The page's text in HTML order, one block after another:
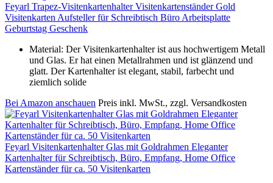
Feyarl Trapez-Visitenkartenhalter Visitenkartenständer Gold
Visitenkarten Aufsteller für Schreibtisch Büro Arbeitsplatte
Geburtstag Geschenk
Material: Der Visitenkartenhalter ist aus hochwertigem Metall
und Glas. Er hat einen Metallrahmen und ist glänzend und
glatt. Der Kartenhalter ist elegant, stabil, farbecht und
ziemlich solide
Bei Amazon anschauen Preis inkl. MwSt., zzgl. Versandkosten
Feyarl Visitenkartenhalter Glas mit Goldrahmen Eleganter
Kartenhalter für Schreibtisch, Büro, Empfang, Home Office
Kartenständer für ca. 50 Visitenkarten